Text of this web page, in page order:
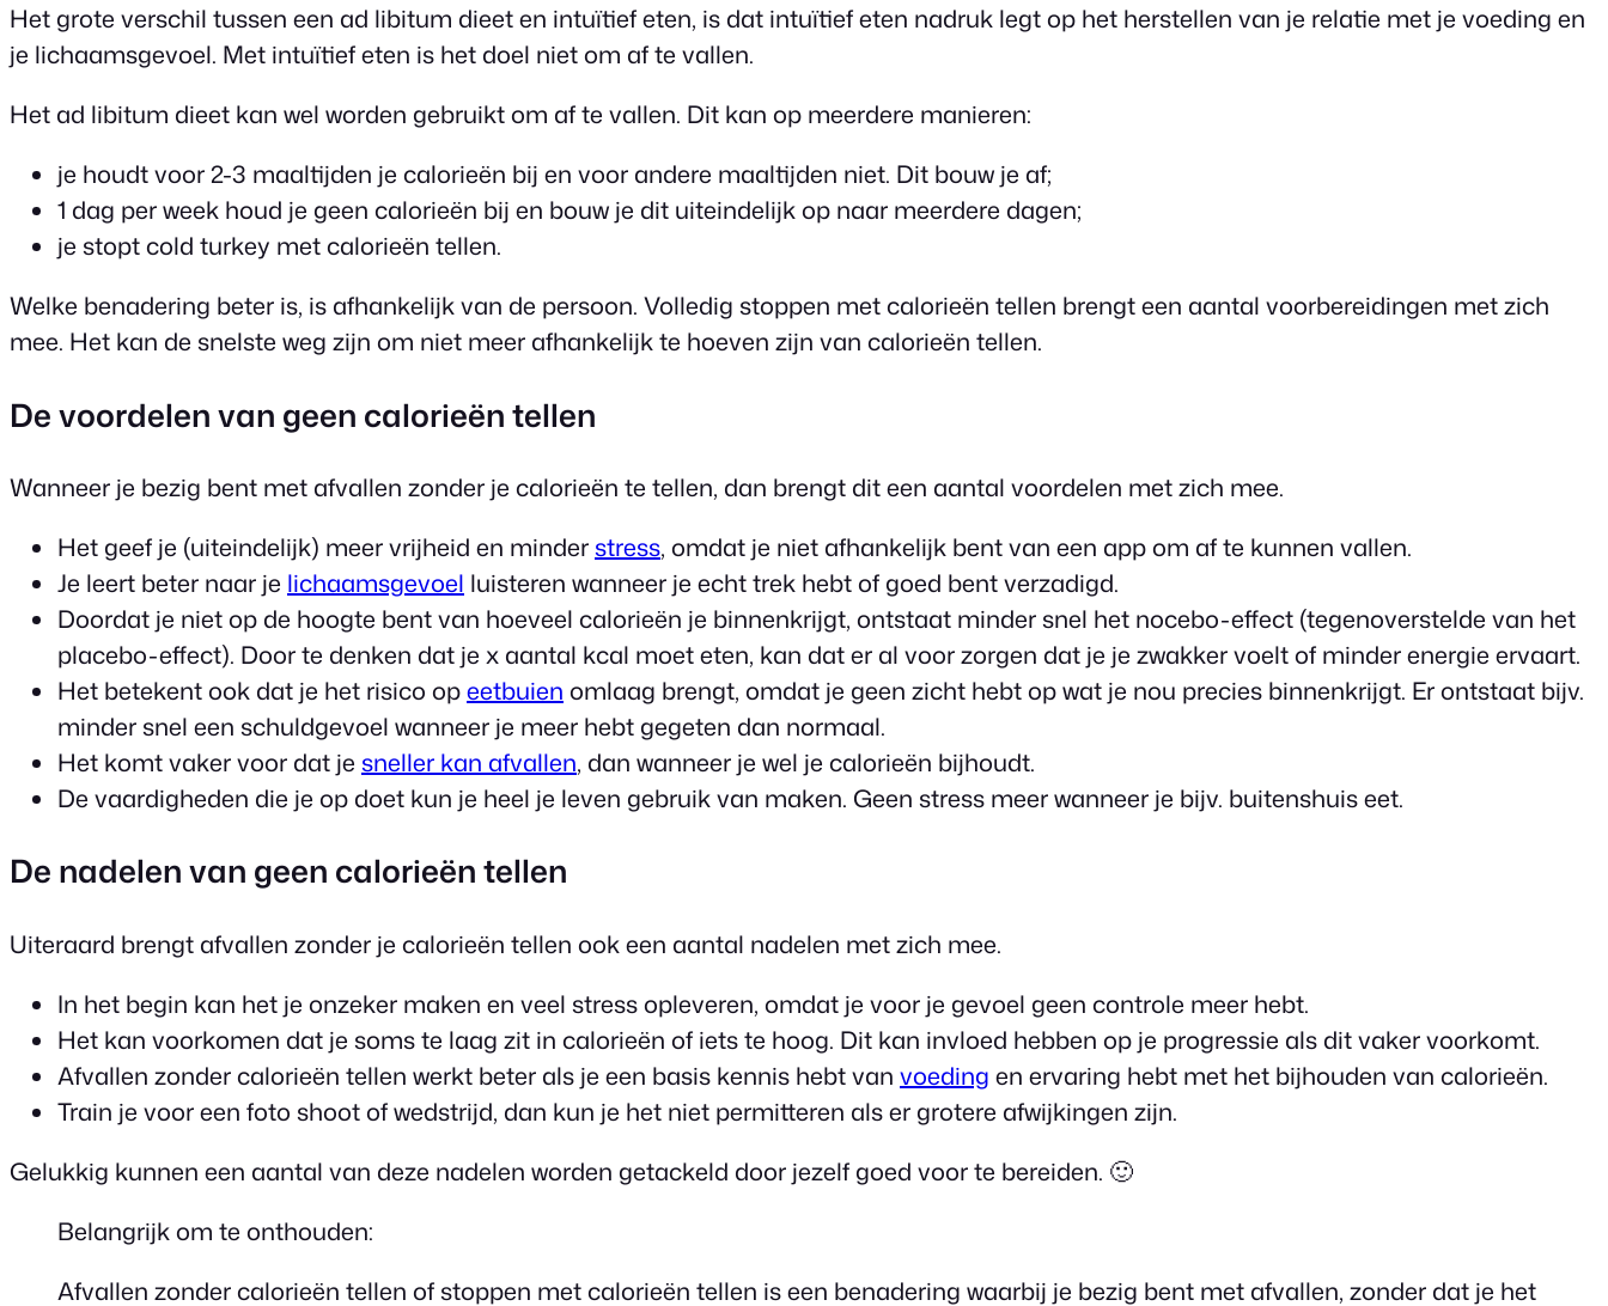
Het grote verschil tussen een ad libitum dieet en intuïtief eten, is dat intuïtief eten nadruk legt op het herstellen van je relatie met je voeding en
je lichaamsgevoel. Met intuïtief eten is het doel niet om af te vallen.
Het ad libitum dieet kan wel worden gebruikt om af te vallen. Dit kan op meerdere manieren:
je houdt voor 2-3 maaltijden je calorieën bij en voor andere maaltijden niet. Dit bouw je af;
1 dag per week houd je geen calorieën bij en bouw je dit uiteindelijk op naar meerdere dagen;
je stopt cold turkey met calorieën tellen.
Welke benadering beter is, is afhankelijk van de persoon. Volledig stoppen met calorieën tellen brengt een aantal voorbereidingen met zich
mee. Het kan de snelste weg zijn om niet meer afhankelijk te hoeven zijn van calorieën tellen.
De voordelen van geen calorieën tellen
Wanneer je bezig bent met afvallen zonder je calorieën te tellen, dan brengt dit een aantal voordelen met zich mee.
Het geef je (uiteindelijk) meer vrijheid en minderstress, omdat je niet afhankelijk bent van een app om af te kunnen vallen.
Je leert beter naar je lichaamsgevoel luisteren wanneer je echt trek hebt of goed bent verzadigd.
Doordat je niet op de hoogte bent van hoeveel calorieën je binnenkrijgt, ontstaat minder snel het nocebo-effect (tegenoverstelde van het
placebo-effect). Door te denken dat je x aantal kcal moet eten, kan dat er al voor zorgen dat je je zwakker voelt of minder energie ervaart.
Het betekent ook dat je het risico opeetbuien omlaag brengt, omdat je geen zicht hebt op wat je nou precies binnenkrijgt. Er ontstaat bijv.
minder snel een schuldgevoel wanneer je meer hebt gegeten dan normaal.
Het komt vaker voor dat je sneller kan afvallen, dan wanneer je wel je calorieën bijhoudt.
De vaardigheden die je op doet kun je heel je leven gebruik van maken. Geen stress meer wanneer je bijv. buitenshuis eet.
De nadelen van geen calorieën tellen
Uiteraard brengt afvallen zonder je calorieën tellen ook een aantal nadelen met zich mee.
In het begin kan het je onzeker maken en veel stress opleveren, omdat je voor je gevoel geen controle meer hebt.
Het kan voorkomen dat je soms te laag zit in calorieën of iets te hoog. Dit kan invloed hebben op je progressie als dit vaker voorkomt.
Afvallen zonder calorieën tellen werkt beter als je een basis kennis hebt van voeding en ervaring hebt met het bijhouden van calorieën.
Train je voor een foto shoot of wedstrijd, dan kun je het niet permitteren als er grotere afwijkingen zijn.
Gelukkig kunnen een aantal van deze nadelen worden getackeld door jezelf goed voor te bereiden. 🙂
Belangrijk om te onthouden:
Afvallen zonder calorieën tellen of stoppen met calorieën tellen is een benadering waarbij je bezig bent met afvallen, zonder dat je het